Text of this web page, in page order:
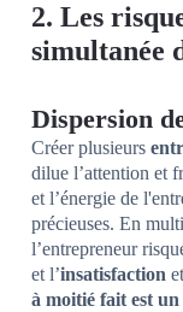
2. Les
simultanée
Dispersion
Créer plusieurs
dilue l’attention et
et l’énergie de
précieuses. En
l’entrepreneur
et l’insatisfaction
à moitié fait est